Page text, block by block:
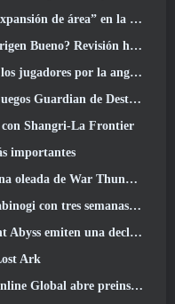
historia de RuneScape se lanza hoy
Bueno? Revisión honesta
por las “invitaciones nefastas” en Warframe
Guardian de Destiny 2
con Shangri-La Frontier
importantes
batallas navales con imágenes acuáticas mejoradas
de eventos y recompensas
incidente de malware después de la actualización del juego
Ark
Global abre preinscripción